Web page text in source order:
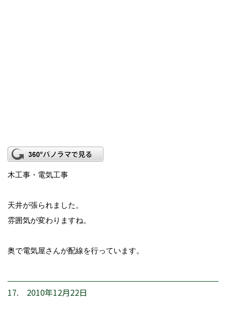
木工事・電気工事
天井が張られました。
雰囲気が変わりますね。
奥で電気屋さんが配線を行っています。
17. 2010年12月22日